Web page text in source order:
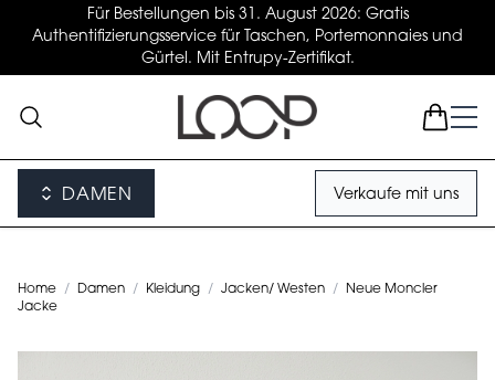
Für Bestellungen bis 31. August 2026: Gratis
Authentifizierungsservice für Taschen, Portemonnaies und
Gürtel. Mit Entrupy-Zertifikat.
DAMEN Verkaufe mit uns
Home / Damen / Kleidung / Jacken/ Westen /
Neue Moncler
Jacke